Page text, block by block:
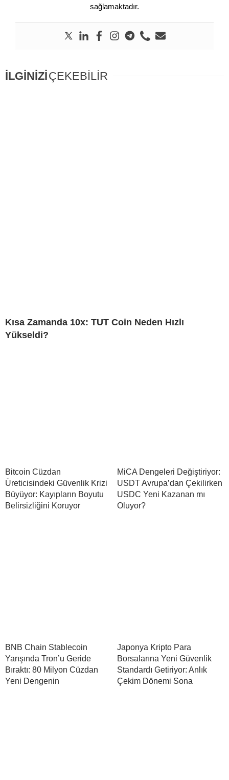
sağlamaktadır.
İLGİNİZİÇEKEBİLİR
Kısa Zamanda 10x: TUT Coin Neden Hızlı
Yükseldi?
Bitcoin Cüzdan
Üreticisindeki Güvenlik Krizi
Büyüyor: Kayıpların Boyutu
Belirsizliğini Koruyor
MiCA Dengeleri Değiştiriyor:
USDT Avrupa’dan Çekilirken
USDC Yeni Kazanan mı
Oluyor?
BNB Chain Stablecoin
Yarışında Tron’u Geride
Bıraktı: 80 Milyon Cüzdan
Yeni Dengenin
Japonya Kripto Para
Borsalarına Yeni Güvenlik
Standardı Getiriyor: Anlık
Çekim Dönemi Sona